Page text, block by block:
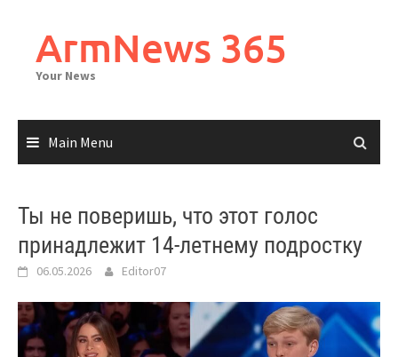
contentArmNews 365
Your News
Main Menu
Ты не поверишь, что этот голос
принадлежит 14-летнему подростку
06.05.2026 Editor07